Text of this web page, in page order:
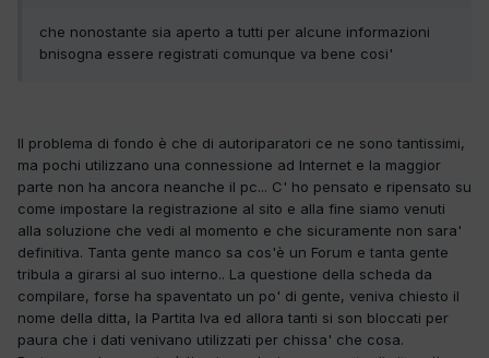
che nonostante sia aperto a tutti per alcune informazioni
bnisogna essere registrati comunque va bene cosi'
Il problema di fondo è che di autoriparatori ce ne sono tantissimi,
ma pochi utilizzano una connessione ad Internet e la maggior
parte non ha ancora neanche il pc... C' ho pensato e ripensato su
come impostare la registrazione al sito e alla fine siamo venuti
alla soluzione che vedi al momento e che sicuramente non sara'
definitiva. Tanta gente manco sa cos'è un Forum e tanta gente
tribula a girarsi al suo interno.. La questione della scheda da
compilare, forse ha spaventato un po' di gente, veniva chiesto il
nome della ditta, la Partita Iva ed allora tanti si son bloccati per
paura che i dati venivano utilizzati per chissa' che cosa.